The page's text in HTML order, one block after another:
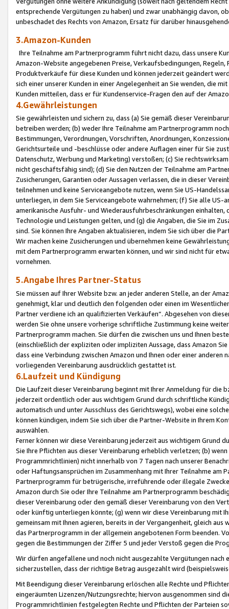
entsprechende Vergütungen zu haben) und zwar unabhängig davon,
unbeschadet des Rechts von Amazon, Ersatz für darüber
3.Amazon-Kunden
Ihre Teilnahme am Partnerprogramm führt nicht dazu, dass unsere
Amazon-Website angegebenen Preise, Verkaufsbedingungen,
Produktverkäufe für diese Kunden und können jederzeit geändert
sich einer unserer Kunden in einer Angelegenheit an Sie wenden, die
Kunden mitteilen, dass er für Kundenservice-Fragen den auf der
4.Gewährleistungen
Sie gewährleisten und sichern zu, dass (a) Sie gemäß dieser
betreiben werden; (b) weder Ihre Teilnahme am Partnerprogramm
Bestimmungen, Verordnungen, Vorschriften, Anordnungen,
Gerichtsurteile und -beschlüsse oder andere Auflagen einer für Sie
Datenschutz, Werbung und Marketing) verstoßen; (c) Sie
nicht geschäftsfähig sind); (d) Sie den Nutzen der Teilnahme am
Zusicherungen, Garantien oder Aussagen verlassen, die in dieser
teilnehmen und keine Serviceangebote nutzen, wenn Sie US-
unterliegen, in dem Sie Serviceangebote wahrnehmen; (f) Sie alle
amerikanische Ausfuhr- und Wiederausfuhrbeschränkungen
Technologie und Leistungen gelten, und (g) die Angaben, die Sie im
sind. Sie können Ihre Angaben aktualisieren, indem Sie sich über die
Wir machen keine Zusicherungen und übernehmen keine
mit dem Partnerprogramm erwarten können, und wir sind nicht für
vornehmen.
5.Angabe Ihres Partner-Status
Sie müssen auf Ihrer Website bzw. an jeder anderen Stelle, an der
genehmigt, klar und deutlich den folgenden oder einen im
Partner verdiene ich an qualifizierten Verkäufen“. Abgesehen von
werden Sie ohne unsere vorherige schriftliche Zustimmung keine
Partnerprogramm machen. Sie dürfen die zwischen uns und Ihnen
(einschließlich der expliziten oder impliziten Aussage, dass Amazon
dass eine Verbindung zwischen Amazon und Ihnen oder einer
vorliegenden Vereinbarung ausdrücklich gestattet ist.
6.Laufzeit und Kündigung
Die Laufzeit dieser Vereinbarung beginnt mit Ihrer Anmeldung für die
jederzeit ordentlich oder aus wichtigem Grund durch schriftliche
automatisch und unter Ausschluss des Gerichtswegs), wobei eine
können kündigen, indem Sie sich über die Partner-Website in Ihrem
auswählen.
Ferner können wir diese Vereinbarung jederzeit aus wichtigem Grund
Sie Ihre Pflichten aus dieser Vereinbarung erheblich verletzen; (b)
Programmrichtlinien) nicht innerhalb von 7 Tagen nach unserer
oder Haftungsansprüchen im Zusammenhang mit Ihrer Teilnahme am
Partnerprogramm für betrügerische, irreführende oder illegale
Amazon durch Sie oder Ihre Teilnahme am Partnerprogramm
dieser Vereinbarung oder den gemäß dieser Vereinbarung von den
oder künftig unterliegen könnte; (g) wenn wir diese Vereinbarung mit
gemeinsam mit Ihnen agieren, bereits in der Vergangenheit, gleich
das Partnerprogramm in der allgemein angebotenen Form beenden.
gegen die Bestimmungen der Ziffer 5 und jeder Verstoß gegen die
Wir dürfen angefallene und noch nicht ausgezahlte Vergütungen
sicherzustellen, dass der richtige Betrag ausgezahlt wird
Mit Beendigung dieser Vereinbarung erlöschen alle Rechte und
eingeräumten Lizenzen/Nutzungsrechte; hiervon ausgenommen sind
Programmrichtlinien festgelegten Rechte und Pflichten der Parteien